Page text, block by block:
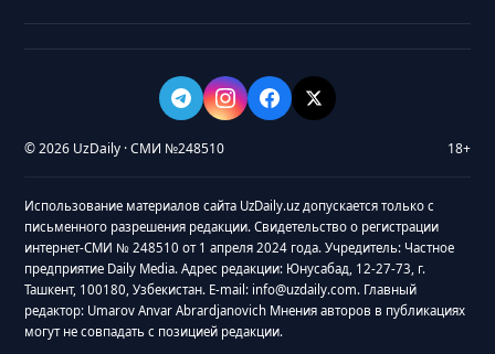
© 2026 UzDaily · СМИ №248510 18+
Использование материалов сайта UzDaily.uz допускается только с
письменного разрешения редакции. Свидетельство о регистрации
интернет-СМИ № 248510 от 1 апреля 2024 года. Учредитель: Частное
предприятие Daily Media. Адрес редакции: Юнусабад, 12-27-73, г.
Ташкент, 100180, Узбекистан. E-mail: info@uzdaily.com. Главный
редактор: Umarov Anvar Abrardjanovich Мнения авторов в публикациях
могут не совпадать с позицией редакции.